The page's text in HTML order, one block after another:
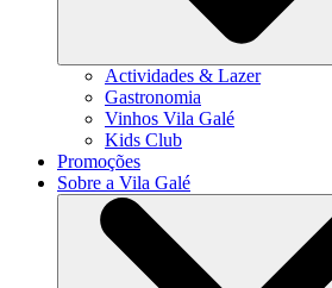
Actividades & Lazer
Gastronomia
Vinhos Vila Galé
Kids Club
Promoções
Sobre a Vila Galé